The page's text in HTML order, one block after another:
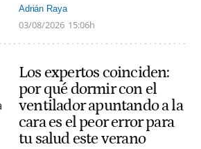
Adrián Raya
03/08/2026 15:06h
Los expertos coinciden:
por qué dormir con el
ventilador apuntando a la
cara es el peor error para
tu salud este verano